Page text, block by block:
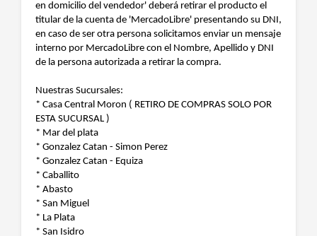
en domicilio del vendedor' deberá retirar el producto el
titular de la cuenta de 'MercadoLibre' presentando su DNI,
en caso de ser otra persona solicitamos enviar un mensaje
interno por MercadoLibre con el Nombre, Apellido y DNI
de la persona autorizada a retirar la compra.
Nuestras Sucursales:
* Casa Central Moron ( RETIRO DE COMPRAS SOLO POR
ESTA SUCURSAL )
* Mar del plata
* Gonzalez Catan - Simon Perez
* Gonzalez Catan - Equiza
* Caballito
* Abasto
* San Miguel
* La Plata
* San Isidro